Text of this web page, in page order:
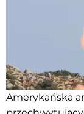
Amerykańska